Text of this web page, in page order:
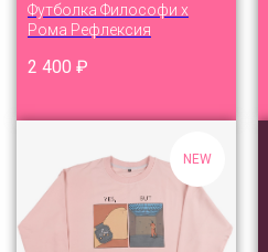
Футболка Философи x
Рома Рефлексия
2 400 ₽
NEW